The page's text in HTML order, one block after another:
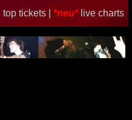
top tickets | *neu* live charts